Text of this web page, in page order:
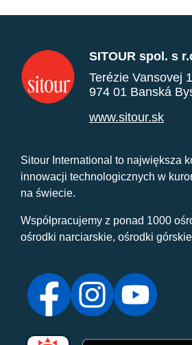
SITOUR spol. s
Terézie Vansovej
974 01 Banská
www.sitour.sk
Sitour International to największa
innowacji technologicznych w
na świecie.
Współpracujemy z ponad 1000
ośrodki narciarskie, ośrodki